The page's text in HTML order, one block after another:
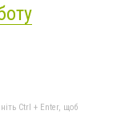
Ctrl + Enter, щоб